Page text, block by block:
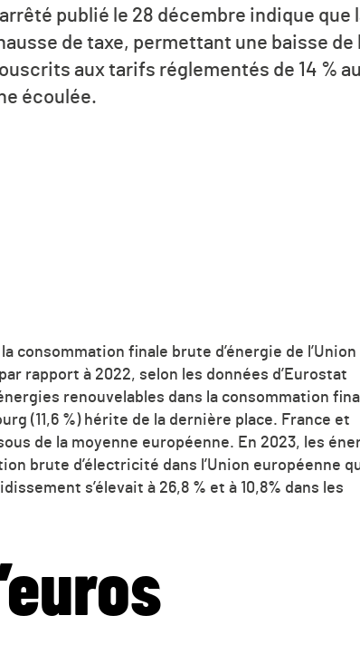
publié le 28 décembre indique que
de taxe, permettant une baisse de
aux tarifs réglementés de 14 % au
écoulée.
consommation finale brute d’énergie de l’Union
rapport à 2022, selon les données d’Eurostat
renouvelables dans la consommation
(11,6 %) hérite de la dernière place. France et
de la moyenne européenne. En 2023, les
brute d’électricité dans l’Union européenne
s’élevait à 26,8 % et à 10,8% dans les